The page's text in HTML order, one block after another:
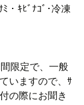
・ｷﾋﾞﾅｺﾞ･冷凍
限定で、一般
いますので、ｻ
の際にお聞き